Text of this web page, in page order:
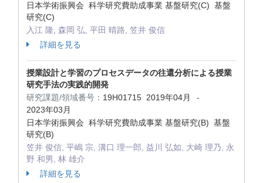
日本学術振興会 科学研究費助成事業 基盤研究(C) 基盤
研究(C)
入江 隆, 森岡 弘, 平田 晴路, 笠井 俊信
詳細を見る
授業設計と学習のプロセスデータの往還分析による授業
研究手法の実践的開発
研究課題/領域番号： 19H01715 2019年04月 -
2023年03月
日本学術振興会 科学研究費助成事業 基盤研究(B) 基盤
研究(B)
笠井 俊信, 平嶋 宗, 溝口 理一郎, 益川 弘如, 大崎 理乃, 永
野 和男, 林 雄介
詳細を見る